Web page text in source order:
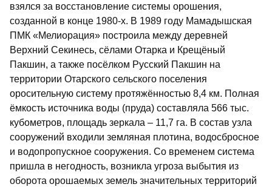
взялся за восстановление системы орошения,
созданной в конце 1980-х. В 1989 году Мамадышская
ПМК «Мелиорация» построила между деревней
Верхний Секинесь, сёлами Отарка и Крещёный
Пакшин, а также посёлком Русский Пакшин на
территории Отарского сельского поселения
оросительную систему протяжённостью 8,4 км. Полная
ёмкость источника воды (пруда) составляла 566 тыс.
кубометров, площадь зеркала – 11,7 га. В состав узла
сооружений входили земляная плотина, водосбросное
и водопропускное сооружения. Со временем система
пришла в негодность, возникла угроза выбытия из
оборота орошаемых земель значительных территорий